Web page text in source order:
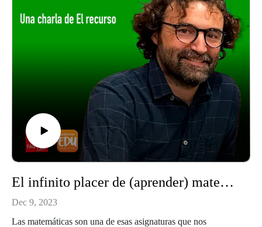
estudiantes de 9 y 10 años. Al cumplir los 40, cambio radical.
Formador de profes, coordinación de equipos y nace
iSupport, proyecto ambicioso y creativo con más de 150
docentes que lo alientan cada día... y coordinador tecno-
pedagógico del colegio San José de Marbella, Mälaga
X: @DiegoCamposBCN
Instagram: diegocampos.buzz
El infinito placer de (aprender) matemáticas
Dec 9, 2023
Las matemáticas son una de esas asignaturas que nos